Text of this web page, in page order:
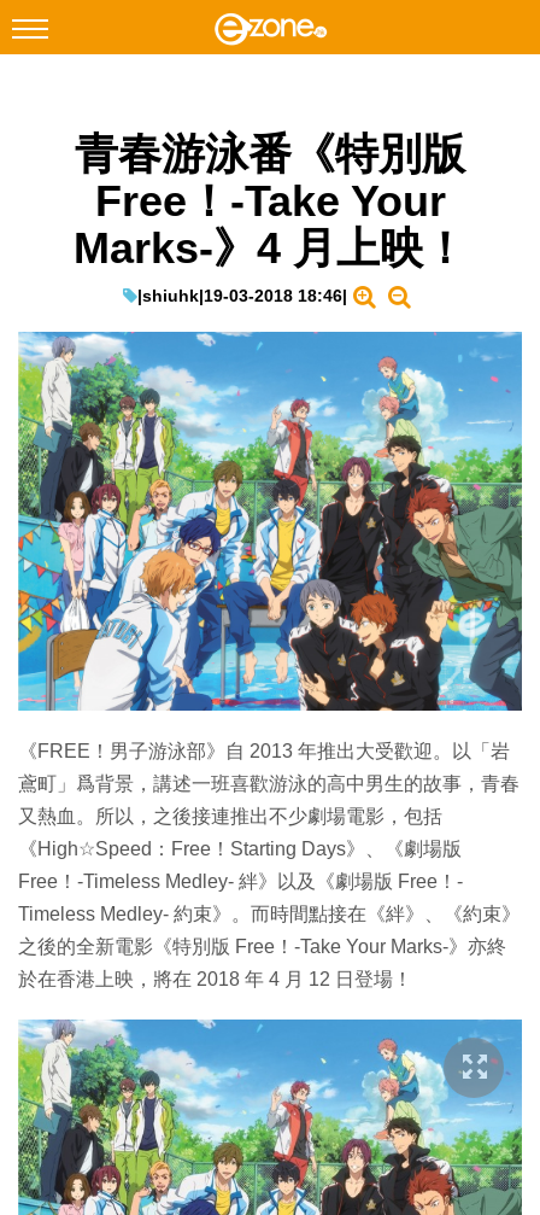
Facebook Instagram
網絡生活
教學評測
EduTech
IT Times
生成式AI與雲端應用
Enterprise Digital Transformation
特集
青春游泳番《特別版
Free！-Take Your
Marks-》4 月上映！
|shiuhk|19-03-2018 18:46|
《FREE！男子游泳部》自 2013 年推出大受歡迎。以「岩
鳶町」爲背景，講述一班喜歡游泳的高中男生的故事，青春
又熱血。所以，之後接連推出不少劇場電影，包括
《High☆Speed：Free！Starting Days》、《劇場版
Free！-Timeless Medley- 絆》以及《劇場版 Free！-
Timeless Medley- 約束》。而時間點接在《絆》、《約束》
之後的全新電影《特別版 Free！-Take Your Marks-》亦終
於在香港上映，將在 2018 年 4 月 12 日登場！